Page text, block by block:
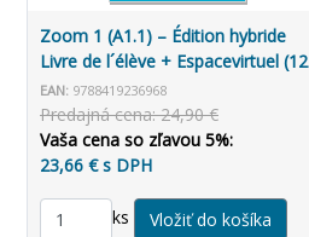
Zoom 1 (A1.1) – Édition hybride
Livre de l´élève + Espacevirtuel (12
mois)
EAN: 9788419236968
Predajná cena: 24,90 €
Vaša cena so zľavou 5%:
23,66 € s DPH
ks